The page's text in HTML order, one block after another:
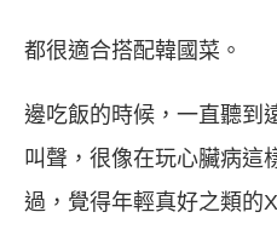
都很適合搭配韓國菜。
邊吃飯的時候，一直聽到
叫聲，很像在玩心臟病這
過，覺得年輕真好之類的X